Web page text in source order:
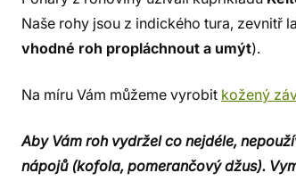
Naše rohy jsou z indického tura, zevnitř
vhodné roh propláchnout a umýt).
Na míru Vám můžeme vyrobit kožený
Aby Vám roh vydržel co nejdéle,
nápojů (kofola, pomerančový džus).